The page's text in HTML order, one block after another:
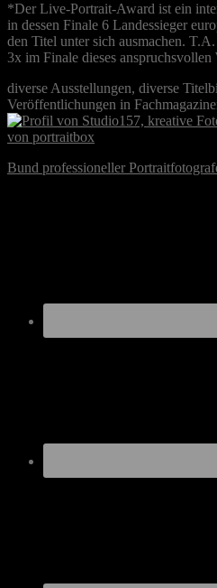
*Der Live-Portrait-Award ist ein
in dessen Finale 6 Landessieger
den Titel unter sich ausmachen.
3x im Finale dieses anspruchsvollen
diverse Ausstellungen, diverse
Veröffentlichungen in
Bund professioneller